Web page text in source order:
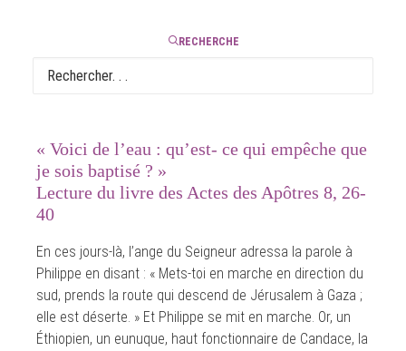
RECHERCHE
« Voici de l’eau : qu’est- ce qui empêche que
je sois baptisé ? »
Lecture du livre des Actes des Apôtres 8, 26-
40
En ces jours-là, l’ange du Seigneur adressa la parole à
Philippe en disant : « Mets-toi en marche en direction du
sud, prends la route qui descend de Jérusalem à Gaza ;
elle est déserte. » Et Philippe se mit en marche. Or, un
Éthiopien, un eunuque, haut fonctionnaire de Candace, la